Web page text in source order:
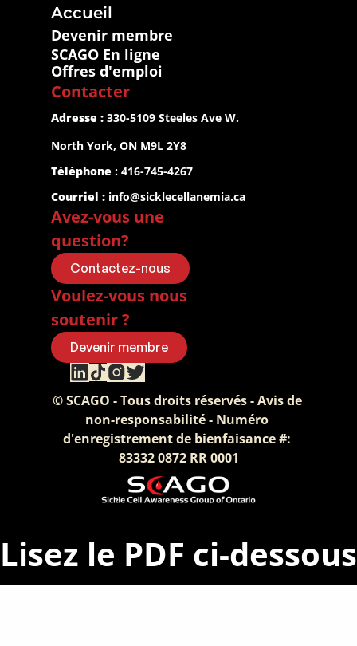
Lisez le PDF ci-dessous
Accueil
Devenir membre
SCAGO En ligne
Offres d'emploi
Contacter
Adresse : 330-5109 Steeles Ave W.
North York, ON M9L 2Y8
Téléphone : 416-745-4267
Courriel : info@sicklecellanemia.ca
Avez-vous une
question?
Contactez-nous
Voulez-vous nous
soutenir ?
Devenir membre
© SCAGO - Tous droits réservés - Avis de
non-responsabilité - Numéro
d'enregistrement de bienfaisance #:
83332 0872 RR 0001